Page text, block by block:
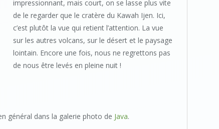
impressionnant, mais court, on se lasse plus vite
de le regarder que le cratère du Kawah Ijen. Ici,
c’est plutôt la vue qui retient l’attention. La vue
sur les autres volcans, sur le désert et le paysage
lointain. Encore une fois, nous ne regrettons pas
de nous être levés en pleine nuit !
général dans la galerie photo de Java.